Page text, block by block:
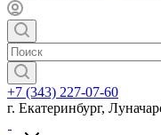
+7 (343) 227-07-60
г. Екатеринбург,